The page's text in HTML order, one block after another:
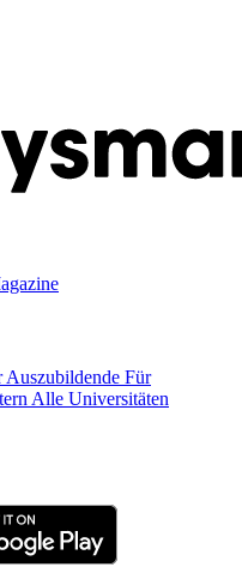
Auszubildende Für
Alle Universitäten